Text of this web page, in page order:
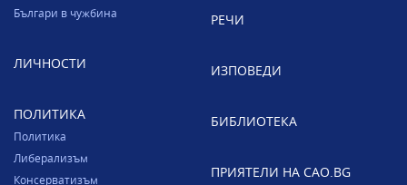
Българи в чужбина
ЛИЧНОСТИ
ПОЛИТИКА
Политика
Либерализъм
Консерватизъм
РЕЧИ
ИЗПОВЕДИ
БИБЛИОТЕКА
ПРИЯТЕЛИ НА CAO.BG